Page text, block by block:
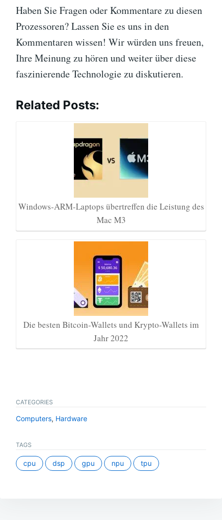
Haben Sie Fragen oder Kommentare zu diesen
Prozessoren? Lassen Sie es uns in den
Kommentaren wissen! Wir würden uns freuen,
Ihre Meinung zu hören und weiter über diese
faszinierende Technologie zu diskutieren.
Related Posts:
Windows-ARM-Laptops übertreffen die Leistung des
Mac M3
Die besten Bitcoin-Wallets und Krypto-Wallets im
Jahr 2022
CATEGORIES
Computers, Hardware
TAGS
cpu dsp gpu npu tpu